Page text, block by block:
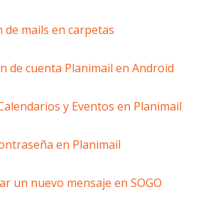
de mails en carpetas
de cuenta Planimail en Android
y Eventos en Planimail
en Planimail
un nuevo mensaje en SOGO